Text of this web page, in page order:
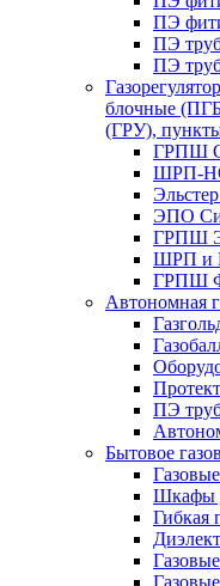
ПЭ
ПЭ
ПЭ
блочные
(ГРУ),
ГРПШ
ШРП-
ЭПО
ГРПШ
ШРП и
ГРПШ
Автономная
ПЭ
Бытовое
Шкафы
Гибкая